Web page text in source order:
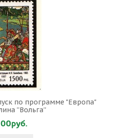
по программе "Европа"
''Вольга''